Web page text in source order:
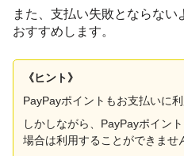
また、支払い失敗とならない
おすすめします。
《ヒント》
PayPayポイントもお支払いに
しかしながら、PayPayポイン
場合は利用することができませ